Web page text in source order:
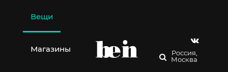
содержимому
Вещи
Магазины
Россия,
Москва